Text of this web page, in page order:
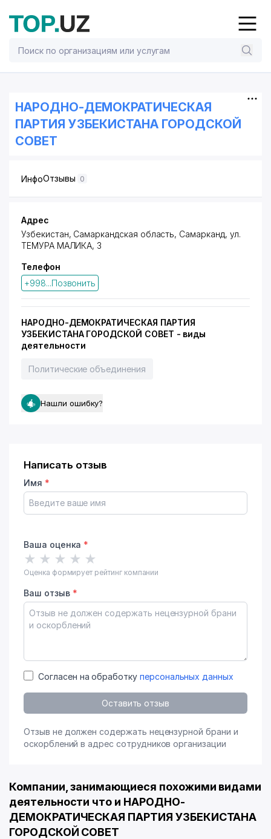
НАРОДНО-ДЕМОКРАТИЧЕСКАЯ
ПАРТИЯ УЗБЕКИСТАНА ГОРОДСКОЙ
СОВЕТ
ИнфоОтзывы 0
Адрес
Узбекистан, Самаркандская область, Самарканд, ул.
ТЕМУРА МАЛИКА, 3
Телефон
+998...Позвонить
НАРОДНО-ДЕМОКРАТИЧЕСКАЯ ПАРТИЯ
УЗБЕКИСТАНА ГОРОДСКОЙ СОВЕТ - виды
деятельности
Политические объединения
Нашли ошибку?
Написать отзыв
Имя *
Ваша оценка *
★ ★ ★ ★ ★
Оценка формирует рейтинг компании
Ваш отзыв *
Согласен на обработку персональных данных
Оставить отзыв
Отзыв не должен содержать нецензурной брани и
оскорблений в адрес сотрудников организации
Компании, занимающиеся похожими видами
деятельности что и НАРОДНО-
ДЕМОКРАТИЧЕСКАЯ ПАРТИЯ УЗБЕКИСТАНА
ГОРОДСКОЙ СОВЕТ